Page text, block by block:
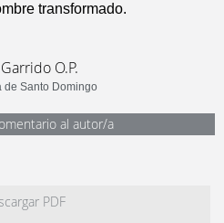
transformado.
O.P.
de Santo Domingo
al autor/a
PDF